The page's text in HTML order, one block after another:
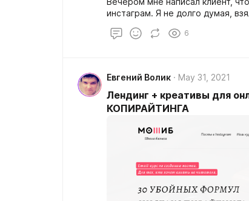
инстаграм. Я не долго думая,
6
Евгений Волик May 31, 2021
Лендинг + креативы для
КОПИРАЙТИНГА